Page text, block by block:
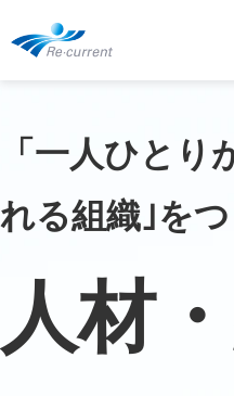
私た
導
セ
「一人ひとり
れる組織｣を
人材